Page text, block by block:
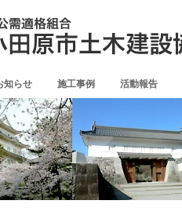
知らせ 施工事例 活動報告